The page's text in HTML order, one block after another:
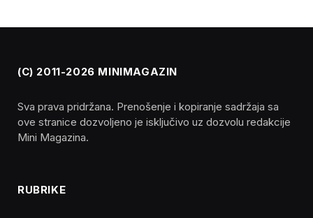
(C) 2011-2026 MINIMAGAZIN
Sva prava pridržana. Prenošenje i kopiranje sadržaja sa
ove stranice dozvoljeno je isključivo uz dozvolu redakcije
Mini Magazina.
RUBRIKE